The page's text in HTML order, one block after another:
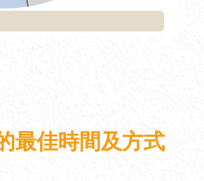
最佳時間及方式